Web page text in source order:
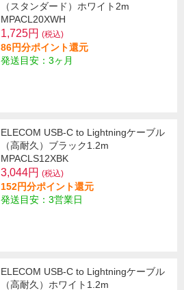
（スタンダード）ホワイト2m
MPACL20XWH
1,725円 (税込)
86円分ポイント還元
発送目安：3ヶ月
ELECOM USB-C to Lightningケーブル
（高耐久）ブラック1.2m
MPACLS12XBK
3,044円 (税込)
152円分ポイント還元
発送目安：3営業日
ELECOM USB-C to Lightningケーブル
（高耐久）ホワイト1.2m